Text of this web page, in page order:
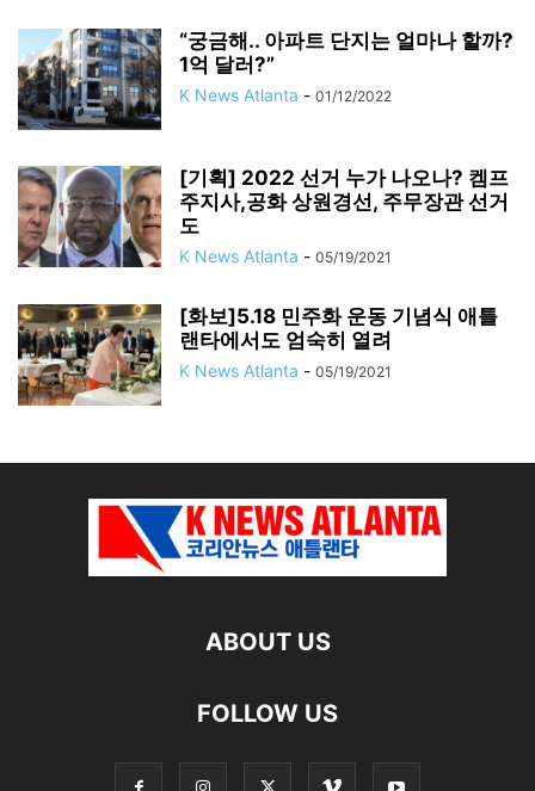
“궁금해.. 아파트 단지는 얼마나 할까?
1억 달러?”
K News Atlanta - 01/12/2022
[기획] 2022 선거 누가 나오나? 켐프
주지사,공화 상원경선, 주무장관 선거
도
K News Atlanta - 05/19/2021
[화보]5.18 민주화 운동 기념식 애틀
랜타에서도 엄숙히 열려
K News Atlanta - 05/19/2021
ABOUT US
FOLLOW US